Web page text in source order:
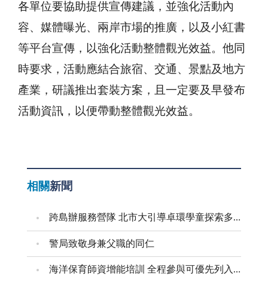
各單位要協助提供宣傳建議，並強化活動內
容、媒體曝光、兩岸市場的推廣，以及小紅書
等平台宣傳，以強化活動整體觀光效益。他同
時要求，活動應結合旅宿、交通、景點及地方
產業，研議推出套裝方案，且一定要及早發布
活動資訊，以便帶動整體觀光效益。
相關新聞
跨島辦服務營隊 北市大引導卓環學童探索多元能力
警局致敬身兼父職的同仁
海洋保育師資增能培訓 全程參與可優先列入到校宣導講師